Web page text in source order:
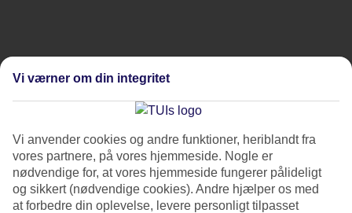
Vi værner om din integritet
Vi anvender cookies og andre funktioner, heriblandt fra
vores partnere, på vores hjemmeside. Nogle er
nødvendige for, at vores hjemmeside fungerer pålideligt
og sikkert (nødvendige cookies). Andre hjælper os med
at forbedre din oplevelse, levere personligt tilpasset